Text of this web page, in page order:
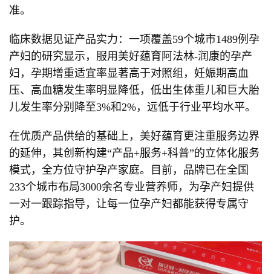
准。
临床数据见证产品实力：一项覆盖59个城市1489例孕
产妇的研究显示，服用美好蕴育阿法林-润康的孕产
妇，孕期增重适宜率显著高于对照组，妊娠期高血
压、高血糖发生率明显降低，低出生体重儿和巨大胎
儿发生率分别降至3%和2%，远低于行业平均水平。
在优质产品供给的基础上，美好蕴育更注重服务边界
的延伸，其创新构建“产品+服务+科普”的立体化服务
模式，全方位守护孕产家庭。目前，品牌已在全国
233个城市布局3000余名专业营养师，为孕产妇提供
一对一跟踪指导，让每一位孕产妇都能获得专属守
护。